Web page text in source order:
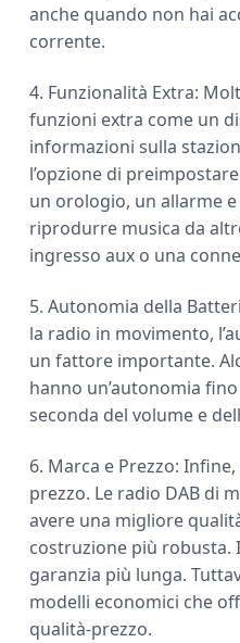
anche quando non hai
corrente.
4. Funzionalità Extra:
funzioni extra come un
informazioni sulla
l’opzione di
un orologio, un allarme
riprodurre musica da
ingresso aux o una
5. Autonomia della
la radio in movimento,
un fattore importante.
hanno un’autonomia
seconda del volume e
6. Marca e Prezzo:
prezzo. Le radio DAB di
avere una migliore
costruzione più robusta.
garanzia più lunga.
modelli economici che
qualità-prezzo.